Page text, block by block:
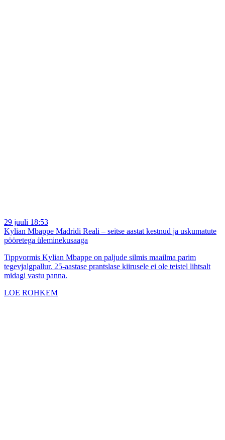
29 juuli 18:53
Kylian Mbappe Madridi Reali – seitse aastat kestnud ja uskumatute
pööretega üleminekusaaga
Tippvormis Kylian Mbappe on paljude silmis maailma parim
tegevjalgpallur. 25-aastase prantslase kiirusele ei ole teistel lihtsalt
midagi vastu panna.
LOE ROHKEM